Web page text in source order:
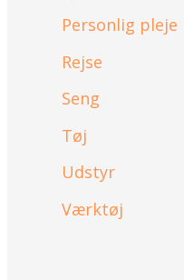
Personlig pleje
Rejse
Seng
Tøj
Udstyr
Værktøj